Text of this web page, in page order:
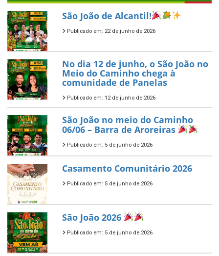
São João de Alcantil!
Publicado em: 22 de junho de 2026
No dia 12 de junho, o São João no
Meio do Caminho chega à
comunidade de Panelas
Publicado em: 12 de junho de 2026
São João no meio do Caminho
06/06 – Barra de Aroreiras
Publicado em: 5 de junho de 2026
Casamento Comunitário 2026
Publicado em: 5 de junho de 2026
São João 2026
Publicado em: 5 de junho de 2026